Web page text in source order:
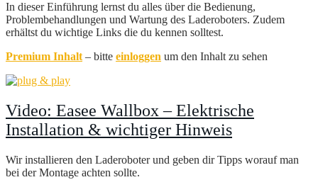
In dieser Einführung lernst du alles über die Bedienung,
Problembehandlungen und Wartung des Laderoboters. Zudem
erhältst du wichtige Links die du kennen solltest.
Premium Inhalt – bitte einloggen um den Inhalt zu sehen
Video: Easee Wallbox – Elektrische
Installation & wichtiger Hinweis
Wir installieren den Laderoboter und geben dir Tipps worauf man
bei der Montage achten sollte.